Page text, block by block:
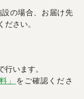
の場合、お届け先
ださい。
行います。
」
をご確認くださ